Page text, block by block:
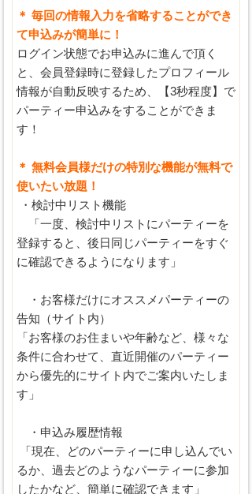
＊ 毎回の情報入力を省略することができ
て申込みが簡単に！
ログイン状態でお申込みに進んで頂く
と、会員登録時に登録したプロフィール
情報が自動反映するため、【3秒程度】で
パーティー申込みをすることができま
す！
＊ 無料会員様だけの特別な機能が無料で
使いたい放題！
・検討中リスト機能
「一度、検討中リストにパーティーを
登録すると、後日同じパーティーをすぐ
に確認できるようになります」
・お客様だけにオススメパーティーの
告知（サイト内）
「お客様のお住まいや年齢など、様々な
条件に合わせて、直近開催のパーティー
から優先的にサイト内でご案内いたしま
す」
・申込み履歴情報
「現在、どのパーティーに申し込んでい
るか、過去どのようなパーティーに参加
したかなど、簡単に確認できます」